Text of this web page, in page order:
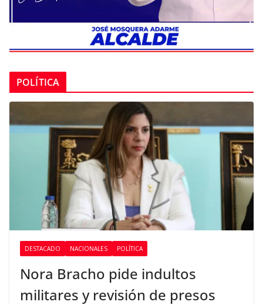
POLÍTICA
DESTACADO NACIONALES POLÍTICA
Nora Bracho pide indultos
militares y revisión de presos